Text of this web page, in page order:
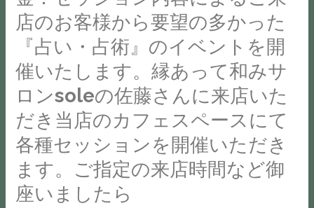
ッ
れ
る
方
が
い
ら
っ
ら
し
た
さ
ん
ぷ
る
ぷ
る
店のお客様から要望の多かった
『占い・占術』のイベントを開
催いたします。縁あって和みサ
ロンsoleの佐藤さんに来店いた
だき当店のカフェスペースにて
各種セッションを開催いただき
ます。ご指定の来店時間など御
座いましたら
ヒ
ー
ン
グ〗
日
時：
2
月
16
日